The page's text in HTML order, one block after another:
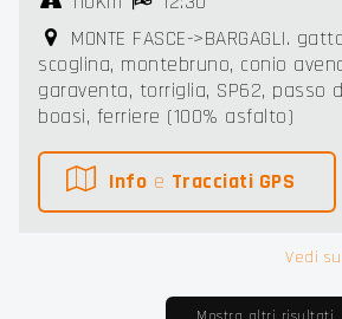
MONTE FASCE->BARGAGLI.
scoglina, montebruno, conio
garaventa, torriglia, SP62, passo
boasi, ferriere (100% asfalto)
Info e Tracciati GPS
Vedi su